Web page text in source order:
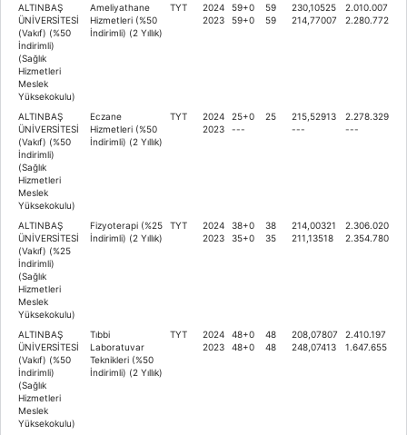
ALTINBAŞ
ÜNİVERSİTESİ
(Vakıf) (%50
İndirimli)
(Sağlık
Hizmetleri
Meslek
Yüksekokulu)
Ameliyathane
Hizmetleri (%50
İndirimli) (2 Yıllık)
TYT
2024
2023
59+0
59+0
59
59
230,10525
214,77007
2.010.007
2.280.772
ALTINBAŞ
ÜNİVERSİTESİ
(Vakıf) (%50
İndirimli)
(Sağlık
Hizmetleri
Meslek
Yüksekokulu)
Eczane
Hizmetleri (%50
İndirimli) (2 Yıllık)
TYT
2024
2023
25+0
---
25
215,52913
---
2.278.329
---
ALTINBAŞ
ÜNİVERSİTESİ
(Vakıf) (%25
İndirimli)
(Sağlık
Hizmetleri
Meslek
Yüksekokulu)
Fizyoterapi (%25
İndirimli) (2 Yıllık)
TYT
2024
2023
38+0
35+0
38
35
214,00321
211,13518
2.306.020
2.354.780
ALTINBAŞ
ÜNİVERSİTESİ
(Vakıf) (%50
İndirimli)
(Sağlık
Hizmetleri
Meslek
Yüksekokulu)
Tıbbi
Laboratuvar
Teknikleri (%50
İndirimli) (2 Yıllık)
TYT
2024
2023
48+0
48+0
48
48
208,07807
248,07413
2.410.197
1.647.655